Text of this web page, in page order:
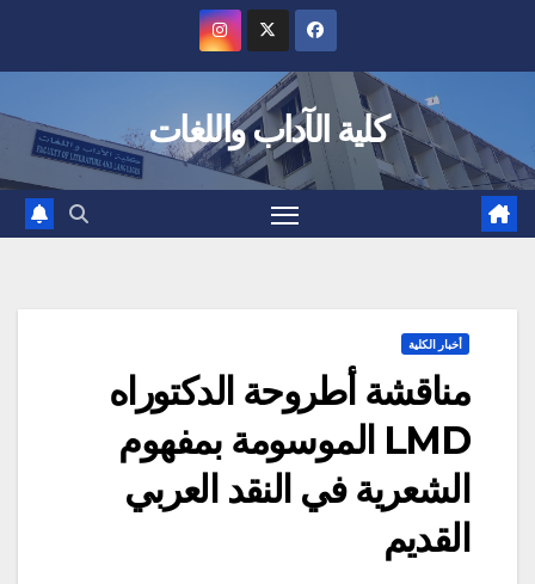
كلية الآداب واللغات
أخبار الكلية
مناقشة أطروحة الدكتوراه
LMD الموسومة بمفهوم
الشعرية في النقد العربي
القديم